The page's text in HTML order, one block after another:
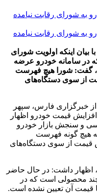
اینکه اولویت شورای
در سامانه خودرو عرضه
گفت: شورا هیچ فهرست
از سوی دستگاه‌های
خبرگزاری فارس، سپهر
قیمت خودرو اظهار
و سنجش بازار خودرو
هیچ گونه فهرست
از سوی دستگاه‌های
اظهار داشت: در حال حاضر
محصولی است که در
قیمت آن تعیین نشده است.